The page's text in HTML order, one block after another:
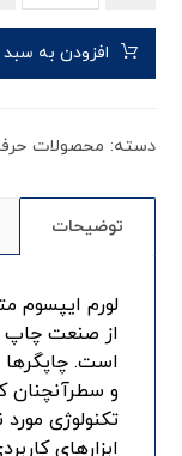
افزودن به
دسته: محصولات
توضیحات
لورم ایپسوم
از صنعت چاپ
است. چاپگرها
و سطرآنچنان
تکنولوژی
ابزارهای